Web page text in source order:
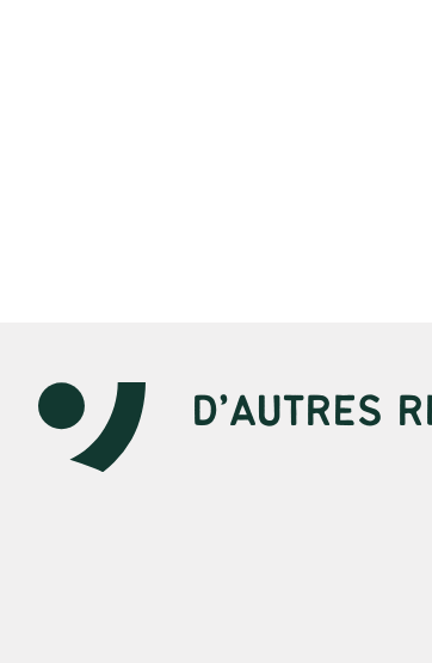
D’AUTRES